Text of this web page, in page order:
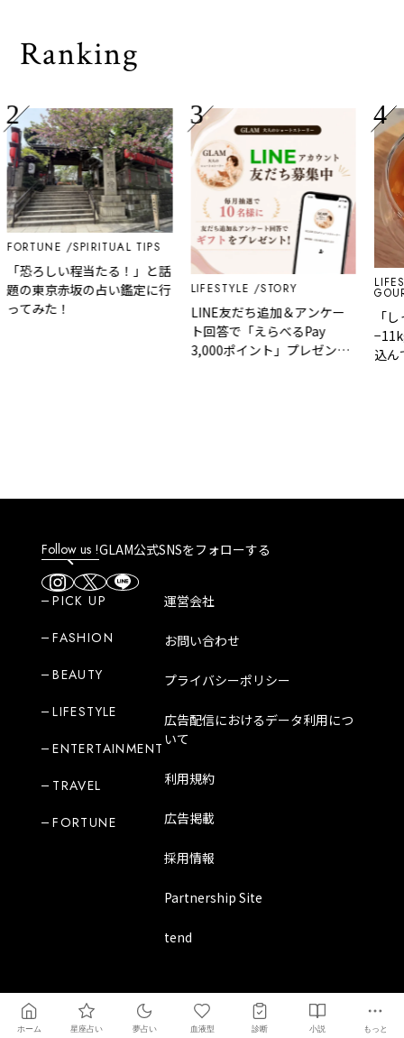
Ranking
FORTUNE SPIRITUAL TIPS
「恐ろしい程当たる！」と話
題の東京赤坂の占い鑑定に行
ってみた！
LIFESTYLE STORY
LINE友だち追加＆アンケー
ト回答で「えらべるPay
3,000ポイント」プレゼント
「し
込ん
Follow us !GLAM公式SNSをフォローする
PICK UP
FASHION
BEAUTY
LIFESTYLE
ENTERTAINMENT
TRAVEL
FORTUNE
運営会社
お問い合わせ
プライバシーポリシー
広告配信におけるデータ利用につ
いて
利用規約
広告掲載
採用情報
Partnership Site
tend
Copyright Mode Media Japan Corporation
ホーム 星座占い 夢占い 血液型 診断 小説 もっと